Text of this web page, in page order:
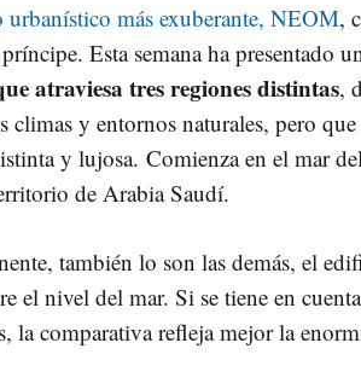
urbanístico más exuberante, NEOM,
Esta semana ha presentado
atraviesa tres regiones distintas,
climas y entornos naturales, pero
y lujosa. Comienza en el mar
de Arabia Saudí.
también lo son las demás, el
el nivel del mar. Si se tiene en
la comparativa refleja mejor la